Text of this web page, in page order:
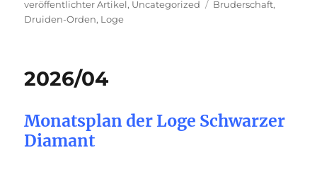
am
veröffentlichter Artikel, Uncategorized Schlagwörter
Bruderschaft,
Druiden-Orden, Loge
2026/04
Monatsplan der Loge Schwarzer
Diamant